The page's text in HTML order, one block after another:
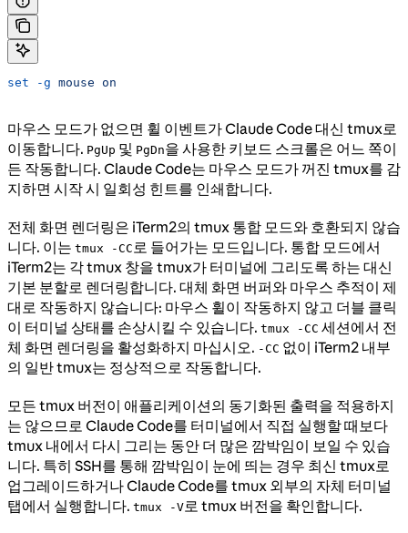
set -g mouse on
마우스 모드가 없으면 휠 이벤트가 Claude Code 대신 tmux로
이동합니다. PgUp 및 PgDn을 사용한 키보드 스크롤은 어느 쪽이
든 작동합니다. Claude Code는 마우스 모드가 꺼진 tmux를 감
지하면 시작 시 일회성 힌트를 인쇄합니다.
전체 화면 렌더링은 iTerm2의 tmux 통합 모드와 호환되지 않습
니다. 이는 tmux -CC 로 들어가는 모드입니다. 통합 모드에서
iTerm2는 각 tmux 창을 tmux가 터미널에 그리도록 하는 대신
기본 분할로 렌더링합니다. 대체 화면 버퍼와 마우스 추적이 제
대로 작동하지 않습니다: 마우스 휠이 작동하지 않고 더블 클릭
이 터미널 상태를 손상시킬 수 있습니다. tmux -CC 세션에서 전
체 화면 렌더링을 활성화하지 마십시오. -CC 없이 iTerm2 내부
의 일반 tmux는 정상적으로 작동합니다.
모든 tmux 버전이 애플리케이션의 동기화된 출력을 적용하지
는 않으므로 Claude Code를 터미널에서 직접 실행할 때보다
tmux 내에서 다시 그리는 동안 더 많은 깜박임이 보일 수 있습
니다. 특히 SSH를 통해 깜박임이 눈에 띄는 경우 최신 tmux로
업그레이드하거나 Claude Code를 tmux 외부의 자체 터미널
탭에서 실행합니다. tmux -V로 tmux 버전을 확인합니다.